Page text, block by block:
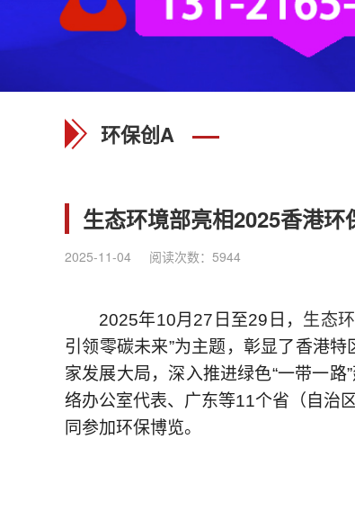
环保创A
生态环境部亮相2025香港
2025-11-04 阅读次数： 5944
2025年10月27日至29日， 生态
引领零碳未来”为主题，彰显了香港
家发展大局，深入推进绿色“一带一
络办公室代表、广东等11个省（自治
同参加环保博览。